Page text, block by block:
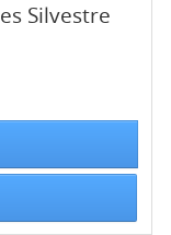
Silvestre